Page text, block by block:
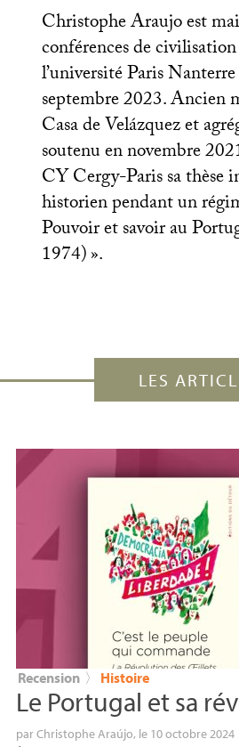
Christophe Araujo est
conférences de
l’université Paris
septembre 2023. Ancien
Casa de Velázquez et
soutenu en novembre
CYCergy-Paris sa thèse
historien pendant un
Pouvoir et savoir au
1974)».
LES
Recension 〉 Histoire
Le Portugal et sa
parChristophe Araújo, le 10 octobre 2024